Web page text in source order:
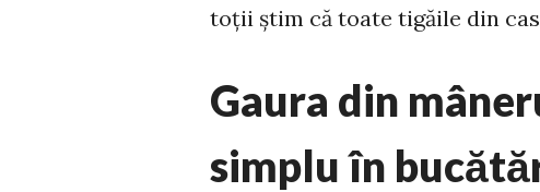
toții știm că toate tigăile din
Gaura din
simplu în